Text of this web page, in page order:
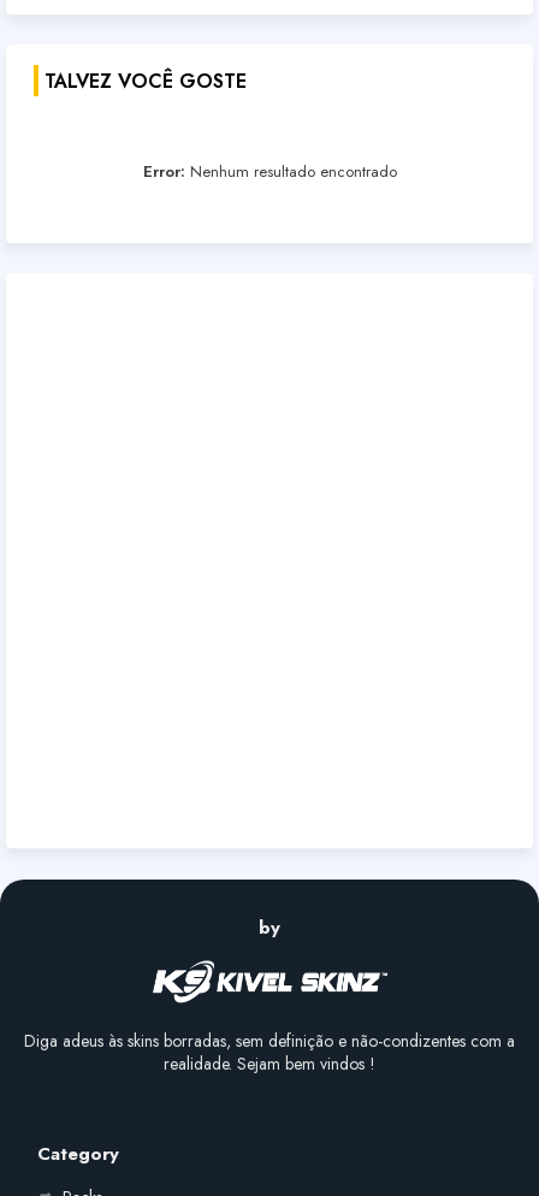
TALVEZ VOCÊ GOSTE
Error: Nenhum resultado encontrado
by
Diga adeus às skins borradas, sem definição e não-condizentes com a
realidade. Sejam bem vindos !
Category